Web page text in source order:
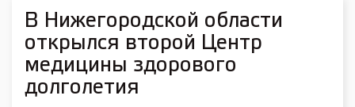
В Нижегородской области
открылся второй Центр
медицины здорового
долголетия